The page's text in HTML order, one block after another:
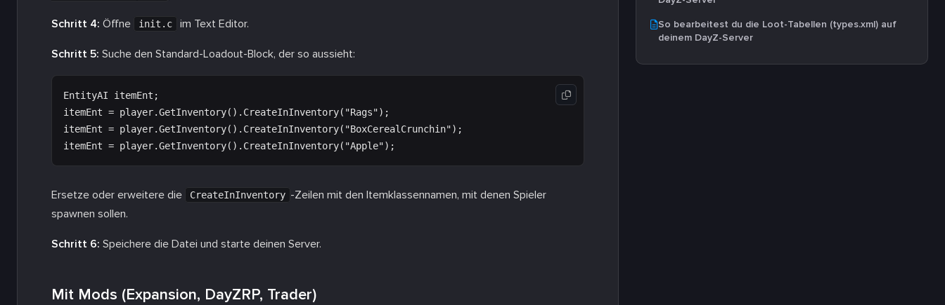
Schritt 4: Öffne init.c im Text Editor.
Schritt 5: Suche den Standard-Loadout-Block, der so aussieht:
EntityAI itemEnt;
itemEnt = player.GetInventory().CreateInInventory("Rags");
itemEnt = player.GetInventory().CreateInInventory("BoxCerealCrunchin");
Ersetze oder erweitere die CreateInInventory -Zeilen mit den Itemklassennamen, mit denen Spieler
spawnen sollen.
Schritt 6: Speichere die Datei und starte deinen Server.
Mit Mods (Expansion, DayZRP, Trader)
So bearbeitest du die Loot-Tabellen (types.xml) auf
deinem DayZ-Server